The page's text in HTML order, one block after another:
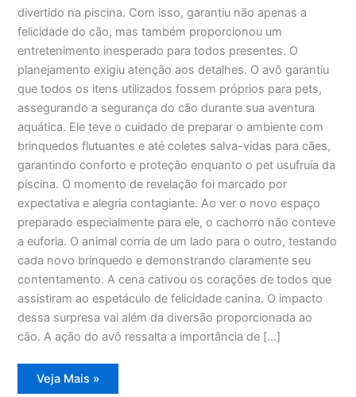
divertido na piscina. Com isso, garantiu não apenas a
felicidade do cão, mas também proporcionou um
entretenimento inesperado para todos presentes. O
planejamento exigiu atenção aos detalhes. O avô garantiu
que todos os itens utilizados fossem próprios para pets,
assegurando a segurança do cão durante sua aventura
aquática. Ele teve o cuidado de preparar o ambiente com
brinquedos flutuantes e até coletes salva-vidas para cães,
garantindo conforto e proteção enquanto o pet usufruía da
piscina. O momento de revelação foi marcado por
expectativa e alegria contagiante. Ao ver o novo espaço
preparado especialmente para ele, o cachorro não conteve
a euforia. O animal corria de um lado para o outro, testando
cada novo brinquedo e demonstrando claramente seu
contentamento. A cena cativou os corações de todos que
assistiram ao espetáculo de felicidade canina. O impacto
dessa surpresa vai além da diversão proporcionada ao
cão. A ação do avô ressalta a importância de […]
Avô
surpreende
Veja Mais »